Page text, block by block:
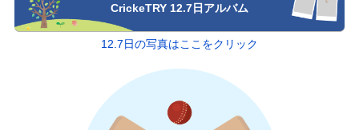
CrickeTRY 12.7日アルバム
12.7日の写真はここをクリック